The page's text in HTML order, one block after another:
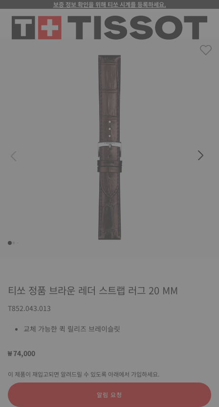
보증 정보 확인을 위해 티쏘 시계를 등록하세요.
티쏘 정품 브라운 레더 스트랩 러그 20 MM
T852.043.013
교체 가능한 퀵 릴리즈 브레이슬릿
₩ 74,000
이 제품이 재입고되면 알려드릴 수 있도록 아래에서 가입하세요.
알림 요청